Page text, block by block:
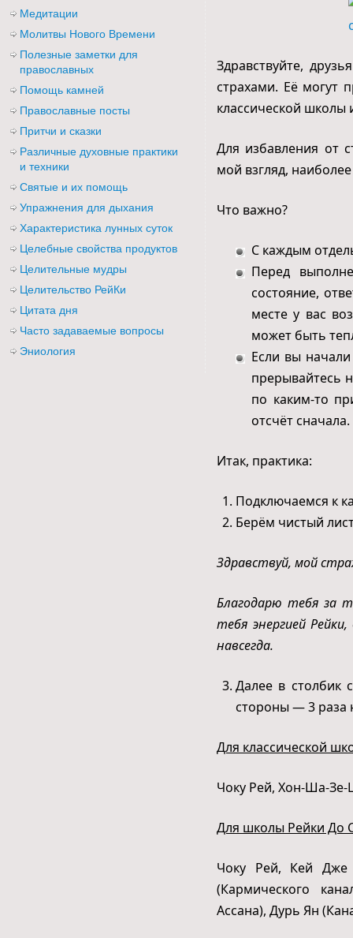
Здравствуйте,
страхами. Её могут
классической школы
Для избавления от
мой взгляд,
Что важно?
С каждым
Перед
состояние,
месте у вас
может быть
Если вы
прерывайтесь
по каким-то
отсчёт сначала.
Итак, практика:
Подключаемся к
Берём чистый
Здравствуй, мой
Благодарю тебя за
тебя энергией
навсегда.
Далее в столбик
стороны — 3 раза
Для классической
Чоку Рей, Хон-Ша-
Для школы Рейки До
Чоку Рей, Кей
(Кармического
Ассана), Дурь Ян
Медитации
Молитвы Нового Времени
Полезные заметки для
православных
Помощь камней
Православные посты
Притчи и сказки
Различные духовные практики
и техники
Святые и их помощь
Упражнения для дыхания
Характеристика лунных суток
Целебные свойства продуктов
Целительные мудры
Целительство РейКи
Цитата дня
Часто задаваемые вопросы
Эниология